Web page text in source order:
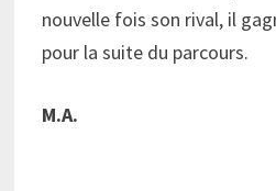
nouvelle fois son rival, il
pour la suite du parcours.
M.A.